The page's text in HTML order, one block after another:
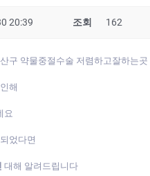
20:39 조회 162
구 약물중절수술 저렴하고잘하는
해
요
었다면
대해 알려드립니다